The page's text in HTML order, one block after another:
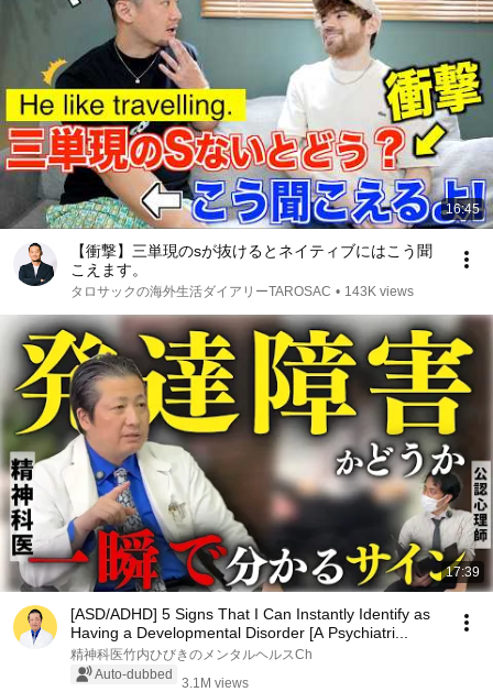
16:45
【衝撃】三単現のsが抜けるとネイティブにはこう聞
こえます。
タロサックの海外生活ダイアリーTAROSAC • 143K views
17:39
[ASD/ADHD] 5 Signs That I Can Instantly Identify as
Having a Developmental Disorder [A Psychiatri...
精神科医竹内ひびきのメンタルヘルスCh
Auto-dubbed
3.1M views